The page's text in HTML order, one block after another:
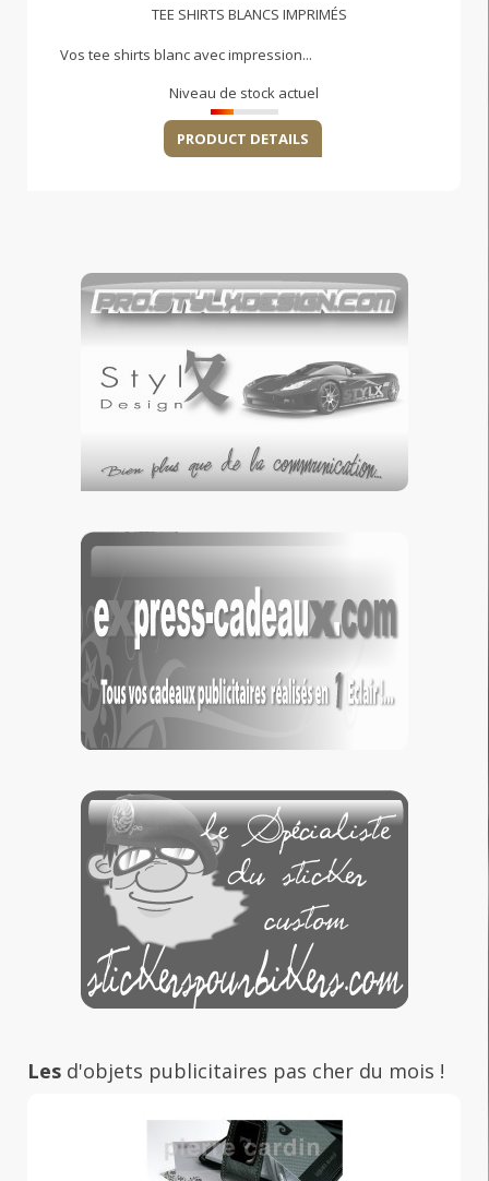
TEE SHIRTS BLANCS IMPRIMÉS
Vos tee shirts blanc avec impression...
Niveau de stock actuel
PRODUCT DETAILS
Les d'objets publicitaires pas cher du mois !